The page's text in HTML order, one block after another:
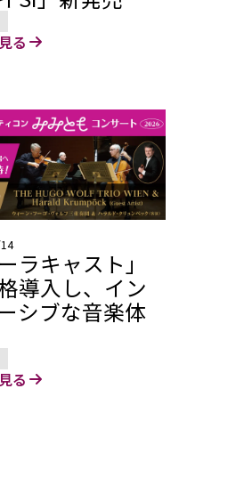
る
ラキャスト」
導入し、イン
シブな音楽体
る